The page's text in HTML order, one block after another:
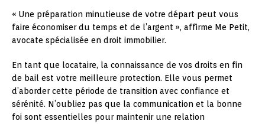
« Une préparation minutieuse de votre départ peut vous
faire économiser du temps et de l’argent », affirme Me Petit,
avocate spécialisée en droit immobilier.
En tant que locataire, la connaissance de vos droits en fin
de bail est votre meilleure protection. Elle vous permet
d’aborder cette période de transition avec confiance et
sérénité. N’oubliez pas que la communication et la bonne
foi sont essentielles pour maintenir une relation